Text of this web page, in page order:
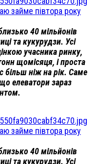
займе півтора року
40 мільйонів
та кукурудзи. Усі
учасника ринку,
щомісяця, і проста
більш ніж на рік. Саме
елеватори зараз
займе півтора року
40 мільйонів
та кукурудзи. Усі